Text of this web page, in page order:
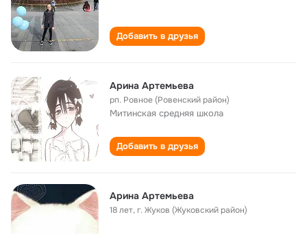
Добавить в друзья
Арина Артемьева
рп. Ровное (Ровенский район)
Митинская cредняя школа
Добавить в друзья
Арина Артемьева
18 лет,г. Жуков (Жуковский район)